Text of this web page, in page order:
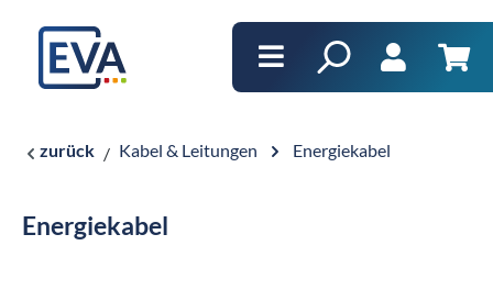
springen
zurück Kabel & Leitungen Energiekabel
Energiekabel